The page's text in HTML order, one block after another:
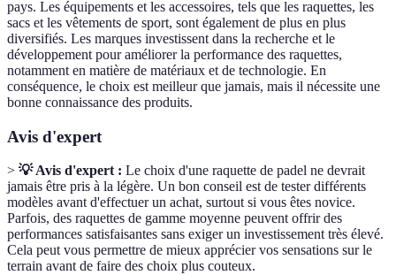
pays. Les équipements et les accessoires, tels que les raquettes, les
sacs et les vêtements de sport, sont également de plus en plus
diversifiés. Les marques investissent dans la recherche et le
développement pour améliorer la performance des raquettes,
notamment en matière de matériaux et de technologie. En
conséquence, le choix est meilleur que jamais, mais il nécessite une
bonne connaissance des produits.
Avis d'expert
> 💡 Avis d'expert : Le choix d'une raquette de padel ne devrait
jamais être pris à la légère. Un bon conseil est de tester différents
modèles avant d'effectuer un achat, surtout si vous êtes novice.
Parfois, des raquettes de gamme moyenne peuvent offrir des
performances satisfaisantes sans exiger un investissement très élevé.
Cela peut vous permettre de mieux apprécier vos sensations sur le
terrain avant de faire des choix plus couteux.